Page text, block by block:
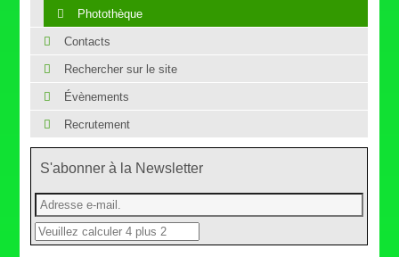
Photothèque
Contacts
Rechercher sur le site
Évènements
Recrutement
S'abonner à la Newsletter